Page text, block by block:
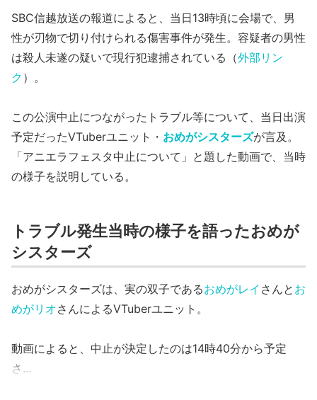
SBC信越放送の報道によると、当日13時頃に会場で、男
性が刃物で切り付けられる傷害事件が発生。容疑者の男性
は殺人未遂の疑いで現行犯逮捕されている（外部リン
ク ）。
この公演中止につながったトラブル等について、当日出演
予定だったVTuberユニット・ おめがシスターズが言及。
「アニエラフェスタ中止について」と題した動画で、当時
の様子を説明している。
トラブル発生当時の様子を語ったおめが
シスターズ
おめがシスターズは、実の双子であるおめがレイ さんと お
めがリオさんによるVTuberユニット。
動画によると、中止が決定したのは14時40分から予定
さ...